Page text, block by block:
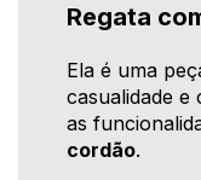
Regata
Ela é uma
casualidade
as
cordão.